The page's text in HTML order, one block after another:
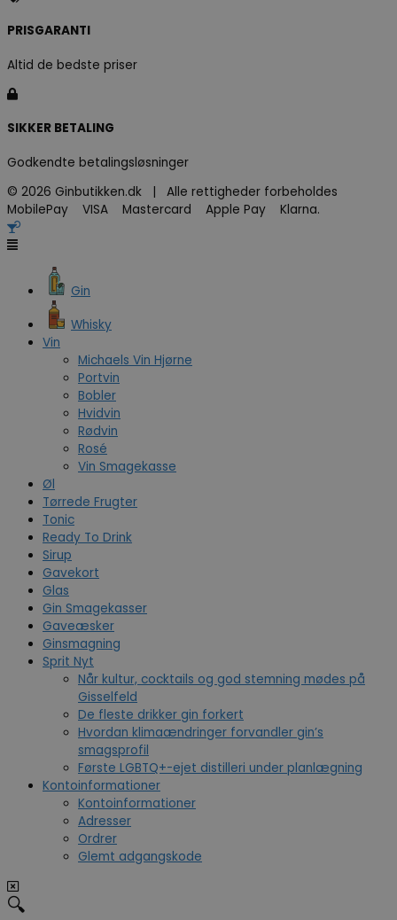
PRISGARANTI
Altid de bedste priser
SIKKER BETALING
Godkendte betalingsløsninger
© 2026 Ginbutikken.dk | Alle rettigheder forbeholdes
MobilePay VISA Mastercard Apple Pay Klarna.
Gin
Whisky
Vin
Michaels Vin Hjørne
Portvin
Bobler
Hvidvin
Rødvin
Rosé
Vin Smagekasse
Øl
Tørrede Frugter
Tonic
Ready To Drink
Sirup
Gavekort
Glas
Gin Smagekasser
Gaveæsker
Ginsmagning
Sprit Nyt
Når kultur, cocktails og god stemning mødes på
Gisselfeld
De fleste drikker gin forkert
Hvordan klimaændringer forvandler gin’s
smagsprofil
Første LGBTQ+-ejet distilleri under planlægning
Kontoinformationer
Kontoinformationer
Adresser
Ordrer
Glemt adgangskode
🔍